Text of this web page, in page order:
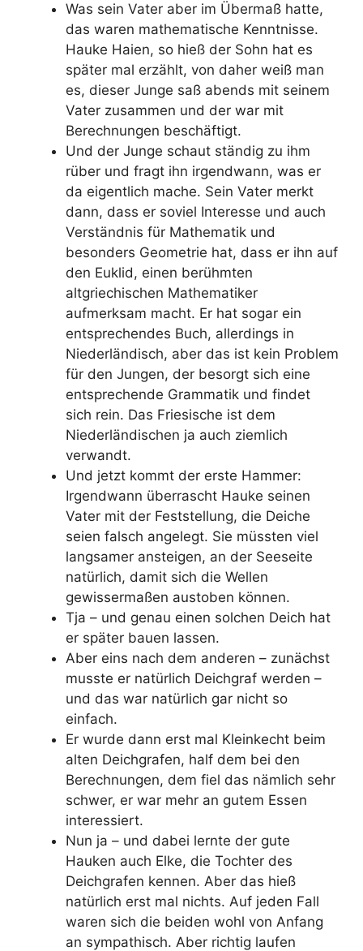
Was sein Vater aber im Übermaß hatte,
das waren mathematische Kenntnisse.
Hauke Haien, so hieß der Sohn hat es
später mal erzählt, von daher weiß man
es, dieser Junge saß abends mit seinem
Vater zusammen und der war mit
Berechnungen beschäftigt.
Und der Junge schaut ständig zu ihm
rüber und fragt ihn irgendwann, was er
da eigentlich mache. Sein Vater merkt
dann, dass er soviel Interesse und auch
Verständnis für Mathematik und
besonders Geometrie hat, dass er ihn auf
den Euklid, einen berühmten
altgriechischen Mathematiker
aufmerksam macht. Er hat sogar ein
entsprechendes Buch, allerdings in
Niederländisch, aber das ist kein Problem
für den Jungen, der besorgt sich eine
entsprechende Grammatik und findet
sich rein. Das Friesische ist dem
Niederländischen ja auch ziemlich
verwandt.
Und jetzt kommt der erste Hammer:
Irgendwann überrascht Hauke seinen
Vater mit der Feststellung, die Deiche
seien falsch angelegt. Sie müssten viel
langsamer ansteigen, an der Seeseite
natürlich, damit sich die Wellen
gewissermaßen austoben können.
Tja – und genau einen solchen Deich hat
er später bauen lassen.
Aber eins nach dem anderen – zunächst
musste er natürlich Deichgraf werden –
und das war natürlich gar nicht so
einfach.
Er wurde dann erst mal Kleinkecht beim
alten Deichgrafen, half dem bei den
Berechnungen, dem fiel das nämlich sehr
schwer, er war mehr an gutem Essen
interessiert.
Nun ja – und dabei lernte der gute
Hauken auch Elke, die Tochter des
Deichgrafen kennen. Aber das hieß
natürlich erst mal nichts. Auf jeden Fall
waren sich die beiden wohl von Anfang
an sympathisch. Aber richtig laufen